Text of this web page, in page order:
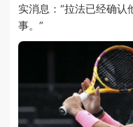
实消息：“拉法已经确
事。”